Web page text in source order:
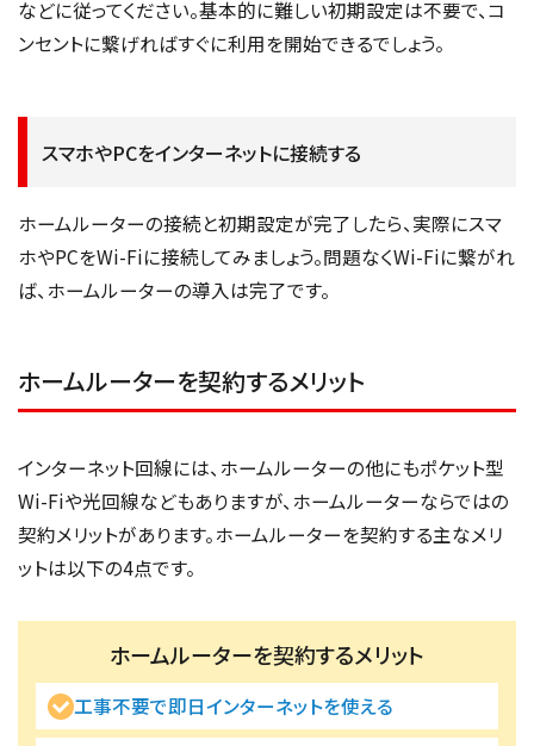
などに従ってください。基本的に難しい初期設定は不要で、コ
ンセントに繋げればすぐに利用を開始できるでしょう。
スマホやPCをインターネットに接続する
ホームルーターの接続と初期設定が完了したら、実際にスマ
ホやPCをWi-Fiに接続してみましょう。問題なくWi-Fiに繋がれ
ば、ホームルーターの導入は完了です。
ホームルーターを契約するメリット
インターネット回線には、ホームルーターの他にもポケット型
Wi-Fiや光回線などもありますが、ホームルーターならではの
契約メリットがあります。ホームルーターを契約する主なメリ
ットは以下の4点です。
ホームルーターを契約するメリット
工事不要で即日インターネットを使える